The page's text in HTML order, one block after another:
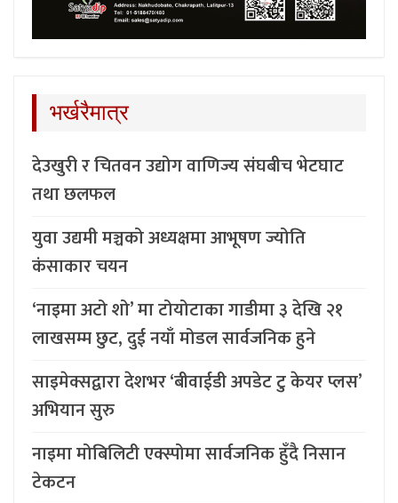
भर्खरैमात्र
देउखुरी र चितवन उद्योग वाणिज्य संघबीच भेटघाट
तथा छलफल
युवा उद्यमी मञ्चको अध्यक्षमा आभूषण ज्योति
कंसाकार चयन
‘नाइमा अटो शो’ मा टोयोटाका गाडीमा ३ देखि २१
लाखसम्म छुट, दुई नयाँ मोडल सार्वजनिक हुने
साइमेक्सद्वारा देशभर ‘बीवाईडी अपडेट टु केयर प्लस’
अभियान सुरु
नाइमा मोबिलिटी एक्स्पोमा सार्वजनिक हुँदै निसान
टेकटन